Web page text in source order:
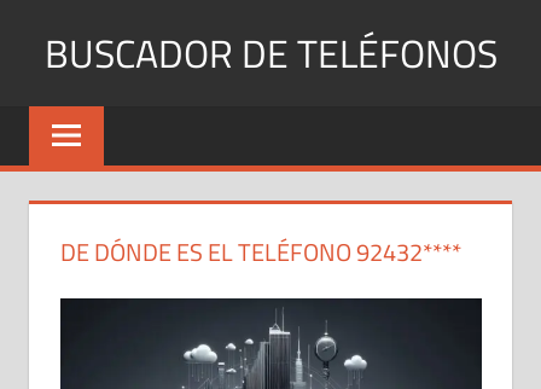
BUSCADOR DE TELÉFONOS
Identifica
Números
y
DE DÓNDE ES EL TELÉFONO 92432****